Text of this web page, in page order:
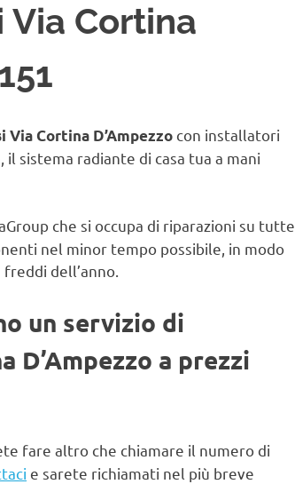
Cortina
Via Cortina D’Ampezzo con installatori
sistema radiante di casa tua a mani
che si occupa di riparazioni su tutte
nel minor tempo possibile, in modo
dell’anno.
un servizio di
D’Ampezzo a prezzi
fare altro che chiamare il numero di
e sarete richiamati nel più breve